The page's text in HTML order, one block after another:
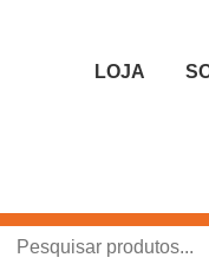
Escritório
LOJA